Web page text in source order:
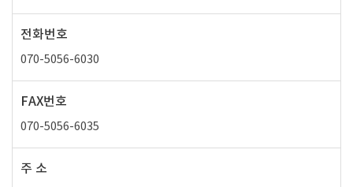
전화번호
070-5056-6030
FAX번호
070-5056-6035
주 소